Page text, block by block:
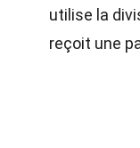
utilise la
reçoit une